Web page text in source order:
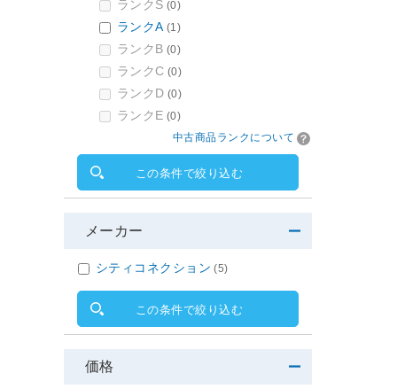
ランクS (0)
ランクA (1)
ランクB (0)
ランクC (0)
ランクD (0)
ランクE (0)
中古商品ランクについて
この条件で絞り込む
メーカー
シティコネクション (5)
この条件で絞り込む
価格